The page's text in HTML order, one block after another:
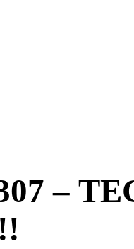
307 –